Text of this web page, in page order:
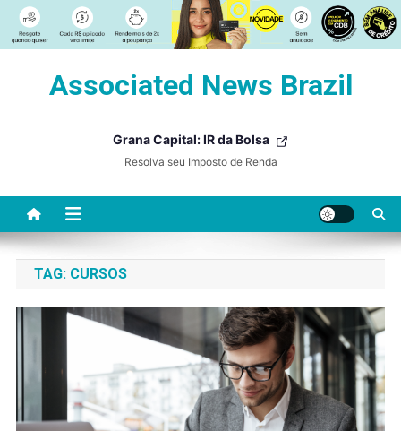
Associated News Brazil
Grana Capital: IR da Bolsa
Resolva seu Imposto de Renda
TAG: CURSOS